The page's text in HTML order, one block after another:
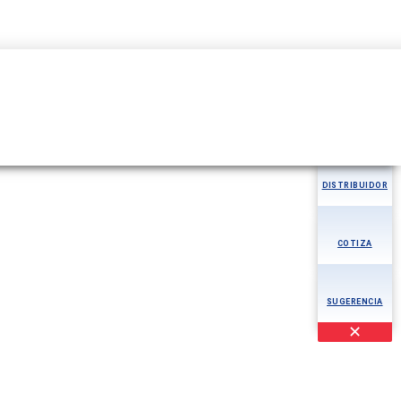
DISTRIBUIDOR
COTIZA
SUGERENCIA
✕